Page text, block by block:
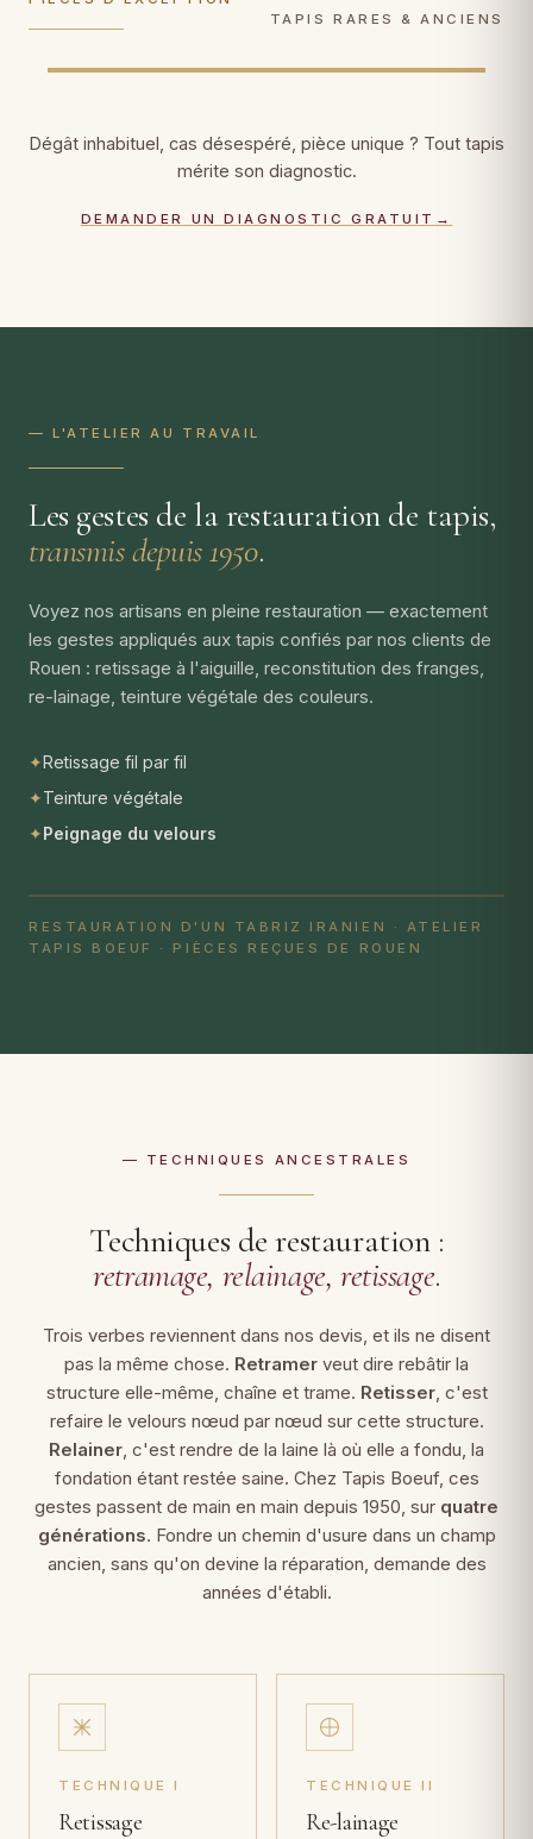
TAPIS RARES & ANCIENS
Dégât inhabituel, cas désespéré, pièce unique ? Tout tapis
mérite son diagnostic.
DEMANDER UN DIAGNOSTIC GRATUIT →
— L'ATELIER AU TRAVAIL
Les gestes de la restauration de tapis,
transmis depuis 1950.
Voyez nos artisans en pleine restauration — exactement
les gestes appliqués aux tapis confiés par nos clients de
Rouen : retissage à l'aiguille, reconstitution des franges,
re-lainage, teinture végétale des couleurs.
✦Retissage fil par fil
✦Teinture végétale
✦Peignage du velours
RESTAURATION D'UN TABRIZ IRANIEN · ATELIER
TAPIS BOEUF · PIÈCES REÇUES DE ROUEN
— TECHNIQUES ANCESTRALES
Techniques de restauration :
retramage, relainage, retissage.
Trois verbes reviennent dans nos devis, et ils ne disent
pas la même chose. Retramer veut dire rebâtir la
structure elle-même, chaîne et trame. Retisser, c'est
refaire le velours nœud par nœud sur cette structure.
Relainer, c'est rendre de la laine là où elle a fondu, la
fondation étant restée saine. Chez Tapis Boeuf, ces
gestes passent de main en main depuis 1950, sur quatre
générations. Fondre un chemin d'usure dans un champ
ancien, sans qu'on devine la réparation, demande des
années d'établi.
TECHNIQUE I
Retissage
TECHNIQUE II
Re-lainage